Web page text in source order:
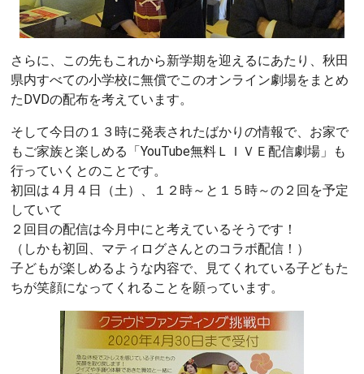
さらに、この先もこれから新学期を迎えるにあたり、秋田
県内すべての小学校に無償でこのオンライン劇場をまとめ
たDVDの配布を考えています。
そして今日の１３時に発表されたばかりの情報で、お家で
もご家族と楽しめる「YouTube無料ＬＩＶＥ配信劇場」も
行っていくとのことです。
初回は４月４日（土）、１２時～と１５時～の２回を予定
していて
２回目の配信は今月中にと考えているそうです！
（しかも初回、マティログさんとのコラボ配信！）
子どもが楽しめるような内容で、見てくれている子どもた
ちが笑顔になってくれることを願っています。